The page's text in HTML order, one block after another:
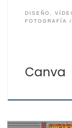
DISEÑO,
FOTOGRAFÍA
Canva